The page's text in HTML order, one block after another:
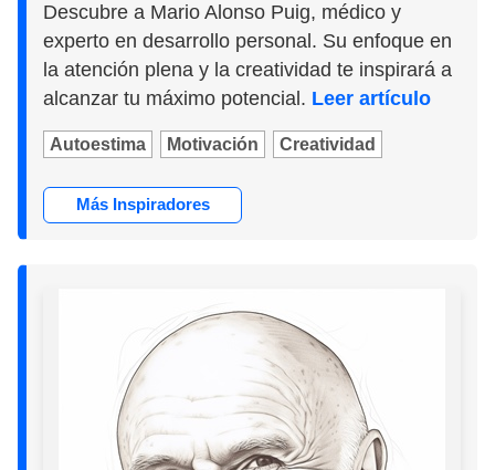
Descubre a Mario Alonso Puig, médico y
experto en desarrollo personal. Su enfoque en
la atención plena y la creatividad te inspirará a
alcanzar tu máximo potencial. Leer artículo
Autoestima Motivación Creatividad
Más Inspiradores